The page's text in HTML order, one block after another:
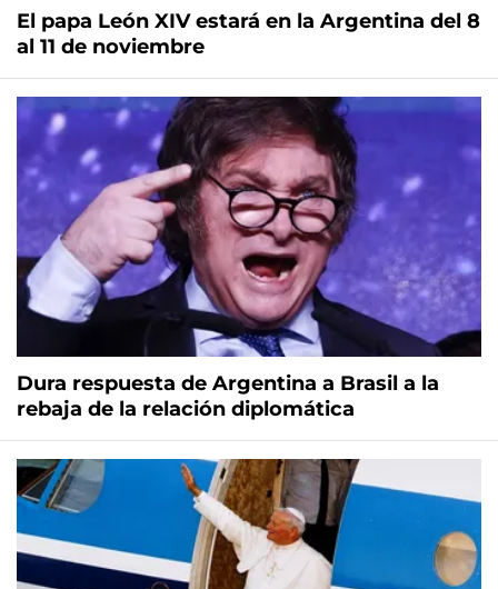
El papa León XIV estará en la Argentina del 8
al 11 de noviembre
Dura respuesta de Argentina a Brasil a la
rebaja de la relación diplomática